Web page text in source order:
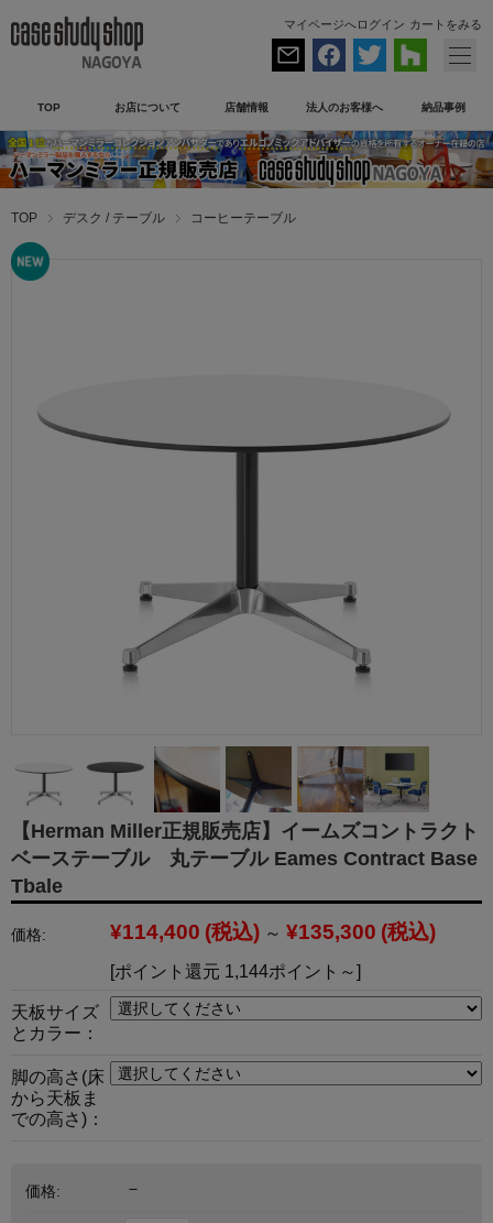
マイページへログイン カートをみる
TOP お店について 店舗情報 法人のお客様へ 納品事例
TOP デスク / テーブル コーヒーテーブル
【Herman Miller正規販売店】イームズコントラクト
ベーステーブル 丸テーブル Eames Contract Base
Tbale
価格: ¥114,400 (税込) ～ ¥135,300 (税込)
[ポイント還元 1,144ポイント～]
天板サイズ
とカラー：
脚の高さ(床
から天板ま
での高さ)：
価格: －